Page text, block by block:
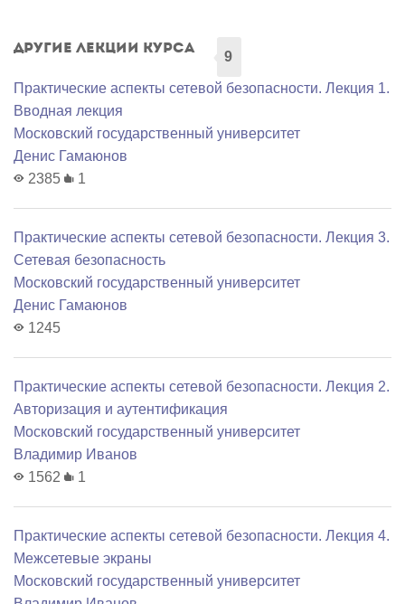
Другие лекции курса
9
Практические аспекты сетевой безопасности. Лекция 1.
Вводная лекция
Московский государственный университет
Денис Гамаюнов
2385
1
Практические аспекты сетевой безопасности. Лекция 3.
Сетевая безопасность
Московский государственный университет
Денис Гамаюнов
1245
Практические аспекты сетевой безопасности. Лекция 2.
Авторизация и аутентификация
Московский государственный университет
Владимир Иванов
1562
1
Практические аспекты сетевой безопасности. Лекция 4.
Межсетевые экраны
Московский государственный университет